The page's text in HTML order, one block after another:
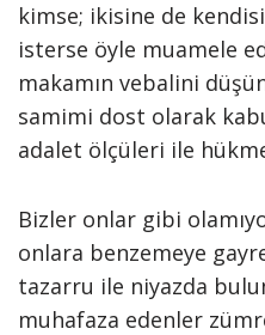
kimse; ikisine de
isterse öyle muamele
makamın vebalini
samimi dost olarak
adalet ölçüleri ile
Bizler onlar gibi
onlara benzemeye
tazarru ile niyazda
muhafaza edenler